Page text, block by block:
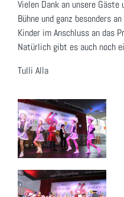
Vielen Dank an unsere
Bühne und ganz besonders
Kinder im Anschluss an das
Natürlich gibt es auch noch
Tulli Alla